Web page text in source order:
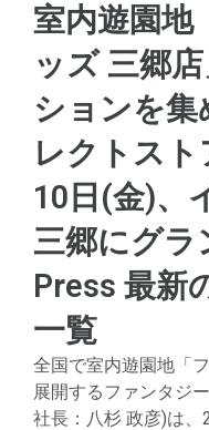
室内遊園地
ッズ 三郷
ションを集
レクトスト
10日(金)、
三郷にグラ
Press 最新
一覧
全国で室内遊園地「
展開するファンタジ
社長：八杉 政彦)は